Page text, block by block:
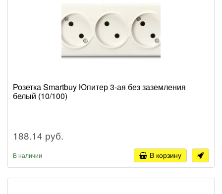
Розетка Smartbuy Юпитер 3-ая без заземления
белый (10/100)
188.14 руб.
В наличии В корзину